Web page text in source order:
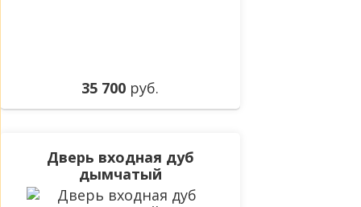
35 700 руб.
Дверь входная дуб
дымчатый